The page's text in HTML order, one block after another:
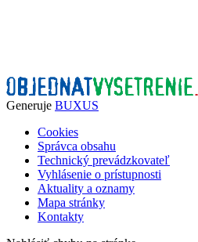
Generuje BUXUS
Cookies
Správca obsahu
Technický prevádzkovateľ
Vyhlásenie o prístupnosti
Aktuality a oznamy
Mapa stránky
Kontakty